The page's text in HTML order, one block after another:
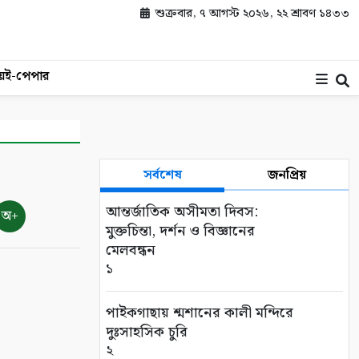
শুক্রবার, ৭ আগস্ট ২০২৬, ২২ শ্রাবণ ১৪৩৩
ই-পেপার
অ+
সর্বশেষ জনপ্রিয়
আন্তর্জাতিক অসীমতা দিবস:
মুক্তচিন্তা, দর্শন ও বিজ্ঞানের
মেলবন্ধন
১
পাইকগাছায় শ্মশানের কালী মন্দিরে
দুঃসাহসিক চুরি
২